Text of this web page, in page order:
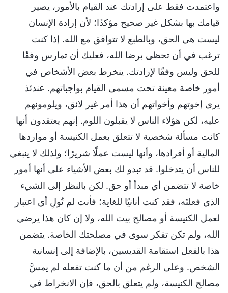
واعتمدت فقط على إرادتك عند القيام بالأمور، يصير
قيامك بها بشكل غير صحيح مؤكدًا؛ لأن إرادة الإنسان
ليست هي الحق، وبالطبع لا تتوافق مع الله. إذا كنت
ترغب في أن تحظى برضا الله، فعليك أن تمارس وفقًا
للحق وليس وفقًا لإرادتك. ينخرط بعض الأشخاص في
أمور خاصة معينة تحت مسمى القيام بواجباتهم. عندئذ
يرى إخوتهم وأخواتهم أن هذا أمر غير لائق، ويلومونهم
عليه، لكن هؤلاء الناس لا يقبلون اللوم. إنهم يعتقدون أنها
كانت مسألة شخصية لا تتعلق بعمل الكنيسة أو مواردها
المالية أو أفرادها، وأنها ليست عملًا شريرًا؛ ولذلك لا ينبغي
للناس أن يتدخلوا. قد تبدو لك بعض الأشياء على أنها أمور
خاصة لا تتضمن أي مبدأ أو حق. لكن بالنظر إلى الشيء
الذي فعلتَه، فقد كنت أنانيًا للغاية؛ فأنت لم تُولِ أي اعتبار
لعمل الكنيسة أو مصالح بيت الله، ولا إن كان هذا يرضي
الله، ولم تكن تفكر سوى في مصلحتك الخاصة. يتضمن
هذا بالفعل استقامة القديسين، بالإضافة إلى إنسانية
الشخص. وعلى الرغم من أن ما كنت تفعله لم يمسَّ
مصالح الكنيسة، ولم يتعلق بالحق، فإن الانخراط في